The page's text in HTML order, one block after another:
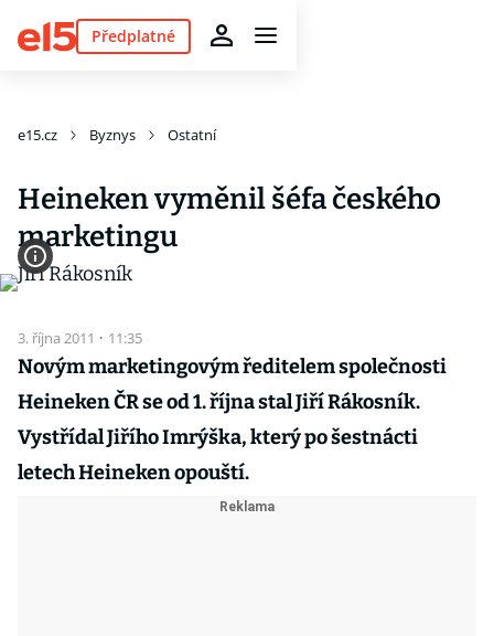
Předplatné
e15.cz Byznys Ostatní
Heineken vyměnil šéfa českého
marketingu
3. října 2011 · 11:35
Novým marketingovým ředitelem společnosti
Heineken ČR se od 1. října stal Jiří Rákosník.
Vystřídal Jiřího Imrýška, který po šestnácti
letech Heineken opouští.